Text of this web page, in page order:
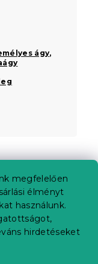
megfelelően
élményt
használunk.
hirdetéseket
ágy,